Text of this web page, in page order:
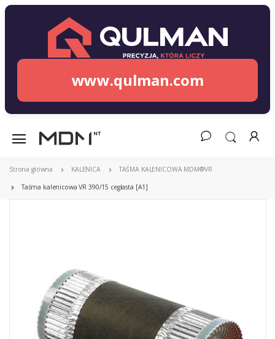
www.qulman.com
Strona główna KALENICA TAŚMA KALENICOWA MDM®VR
Taśma kalenicowa VR 390/15 ceglasta [A1]